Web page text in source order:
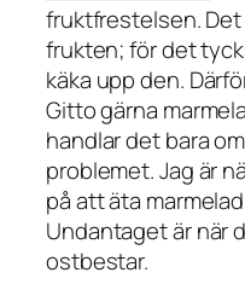
fruktfrestelsen.
frukten; för det
käka upp den.
Gitto gärna
handlar det bara
problemet. Jag är
på att äta
Undantaget är när
ostbestar.